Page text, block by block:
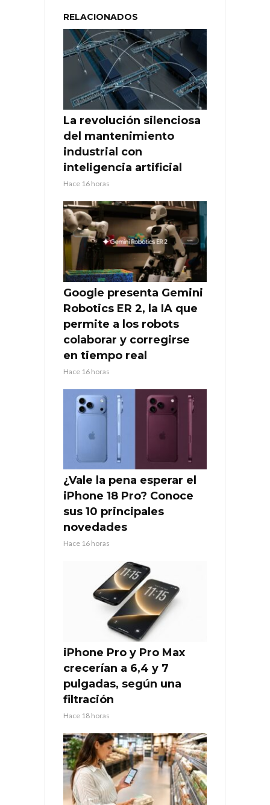
RELACIONADOS
La revolución silenciosa
del mantenimiento
industrial con
inteligencia artificial
Hace 16 horas
Google presenta Gemini
Robotics ER 2, la IA que
permite a los robots
colaborar y corregirse
en tiempo real
Hace 16 horas
¿Vale la pena esperar el
iPhone 18 Pro? Conoce
sus 10 principales
novedades
Hace 16 horas
iPhone Pro y Pro Max
crecerían a 6,4 y 7
pulgadas, según una
filtración
Hace 18 horas